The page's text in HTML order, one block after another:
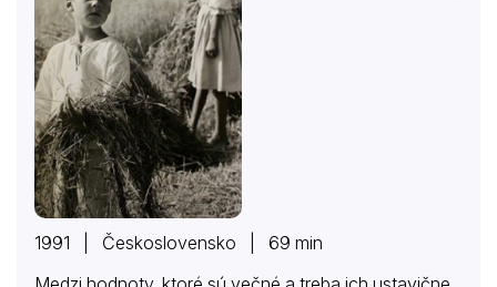
1991 | Československo | 69 min